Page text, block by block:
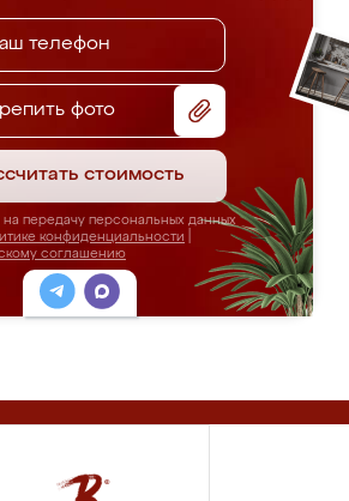
фото
стоимость
передачу персональных данных
конфиденциальности
соглашению